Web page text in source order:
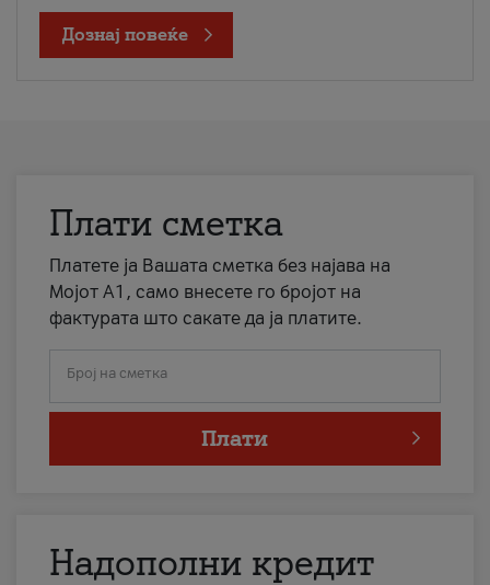
Дознај повеќе
Плати сметка
Платете ја Вашата сметка без најава на
Мојот А1, само внесете го бројот на
фактурата што сакате да ја платите.
Број на сметка
Плати
Надополни кредит